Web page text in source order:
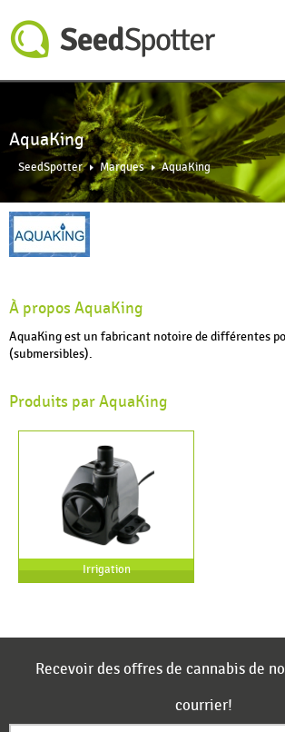
AquaKing
SeedSpotter Marques AquaKing
À propos AquaKing
AquaKing est un fabricant notoire de différentes
(submersibles).
Produits par AquaKing
Irrigation
Recevoir des offres de cannabis de
courrier!